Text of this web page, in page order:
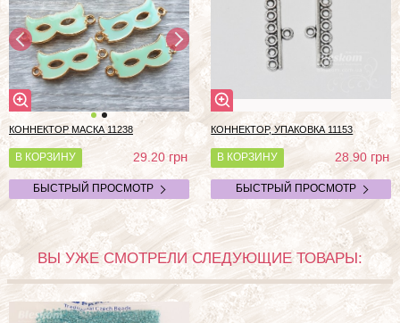
КОННЕКТОР МАСКА 11238
В КОРЗИНУ 29.20грн
БЫСТРЫЙ ПРОСМОТР
КОННЕКТОР, УПАКОВКА 11153
В КОРЗИНУ 28.90грн
БЫСТРЫЙ ПРОСМОТР
ВЫ УЖЕ СМОТРЕЛИ СЛЕДУЮЩИЕ ТОВАРЫ: